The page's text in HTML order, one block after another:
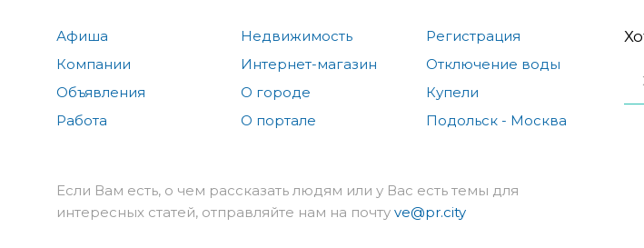
Афиша
Компании
Объявления
Работа
Недвижимость
Интернет-магазин
О городе
О портале
Регистрация
Отключение воды
Купели
Подольск - Москва
Если Вам есть, о чем рассказать людям или у Вас есть темы для
интересных статей, отправляйте нам на почту ve@pr.city